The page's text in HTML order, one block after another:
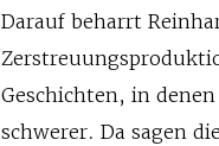
Darauf beharrt
Geschichten, in
schwerer. Da sagen